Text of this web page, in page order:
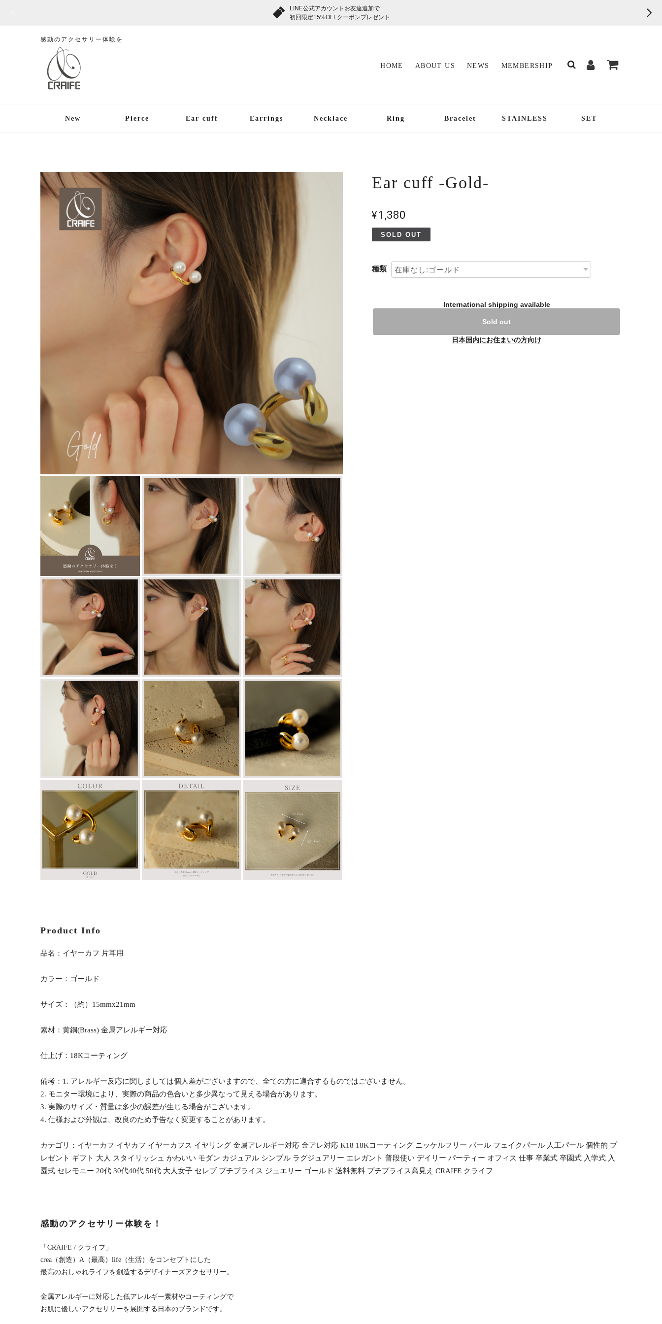
LINE公式アカウントお友達追加で
初回限定15%OFFクーポンプレゼント
感動のアクセサリー体験を
HOME ABOUT US NEWS MEMBERSHIP
New Pierce Ear cuff Earrings Necklace Ring Bracelet STAINLESS SET
Ear cuff -Gold-
¥1,380
SOLD OUT
種類
International shipping available
Sold out
日本国内にお住まいの方向け
Product Info
品名：イヤーカフ 片耳用
カラー：ゴールド
サイズ：（約）15mmx21mm
素材：黄銅(Brass) 金属アレルギー対応
仕上げ：18Kコーティング
備考：1. アレルギー反応に関しましては個人差がございますので、全ての方に適合するものではございません。
2. モニター環境により、実際の商品の色合いと多少異なって見える場合があります。
3. 実際のサイズ・質量は多少の誤差が生じる場合がございます。
4. 仕様および外観は、改良のため予告なく変更することがあります。
カテゴリ：イヤーカフ イヤカフ イヤーカフス イヤリング 金属アレルギー対応 金アレ対応 K18 18Kコーティング ニッケルフリー パール フェイクパール 人工パール 個性的 プ
レゼント ギフト 大人 スタイリッシュ かわいい モダン カジュアル シンプル ラグジュアリー エレガント 普段使い デイリー パーティー オフィス 仕事 卒業式 卒園式 入学式 入
園式 セレモニー 20代 30代40代 50代 大人女子 セレブ プチプライス ジュエリー ゴールド 送料無料 プチプライス高見え CRAIFE クライフ
感動のアクセサリー体験を！
「CRAIFE / クライフ」
crea（創造）A（最高）life（生活）をコンセプトにした
最高のおしゃれライフを創造するデザイナーズアクセサリー。
金属アレルギーに対応した低アレルギー素材やコーティングで
お肌に優しいアクセサリーを展開する日本のブランドです。